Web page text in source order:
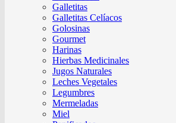
Galletitas
Galletitas Celíacos
Golosinas
Gourmet
Harinas
Hierbas Medicinales
Jugos Naturales
Leches Vegetales
Legumbres
Mermeladas
Miel